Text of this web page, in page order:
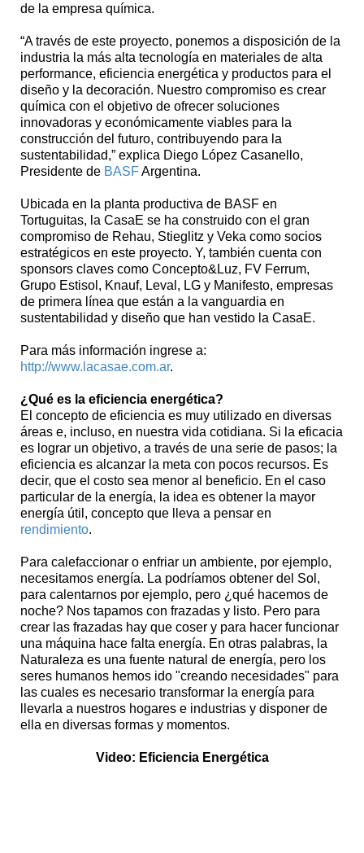
de la empresa química.
“A través de este proyecto, ponemos a disposición de la
industria la más alta tecnología en materiales de alta
performance, eficiencia energética y productos para el
diseño y la decoración. Nuestro compromiso es crear
química con el objetivo de ofrecer soluciones
innovadoras y económicamente viables para la
construcción del futuro, contribuyendo para la
sustentabilidad,” explica Diego López Casanello,
Presidente de BASFArgentina.
Ubicada en la planta productiva de BASF en
Tortuguitas, la CasaE se ha construido con el gran
compromiso de Rehau, Stieglitz y Veka como socios
estratégicos en este proyecto. Y, también cuenta con
sponsors claves como Concepto&Luz, FV Ferrum,
Grupo Estisol, Knauf, Leval, LG y Manifesto, empresas
de primera línea que están a la vanguardia en
sustentabilidad y diseño que han vestido la CasaE.
Para más información ingrese a:
http://www.lacasae.com.ar.
¿Qué es la eficiencia energética?
El concepto de eficiencia es muy utilizado en diversas
áreas e, incluso, en nuestra vida cotidiana. Si la eficacia
es lograr un objetivo, a través de una serie de pasos; la
eficiencia es alcanzar la meta con pocos recursos. Es
decir, que el costo sea menor al beneficio. En el caso
particular de la energía, la idea es obtener la mayor
energía útil, concepto que lleva a pensar en
rendimiento.
Para calefaccionar o enfriar un ambiente, por ejemplo,
necesitamos energía. La podríamos obtener del Sol,
para calentarnos por ejemplo, pero ¿qué hacemos de
noche? Nos tapamos con frazadas y listo. Pero para
crear las frazadas hay que coser y para hacer funcionar
una máquina hace falta energía. En otras palabras, la
Naturaleza es una fuente natural de energía, pero los
seres humanos hemos ido "creando necesidades" para
las cuales es necesario transformar la energía para
llevarla a nuestros hogares e industrias y disponer de
ella en diversas formas y momentos.
Video: Eficiencia Energética